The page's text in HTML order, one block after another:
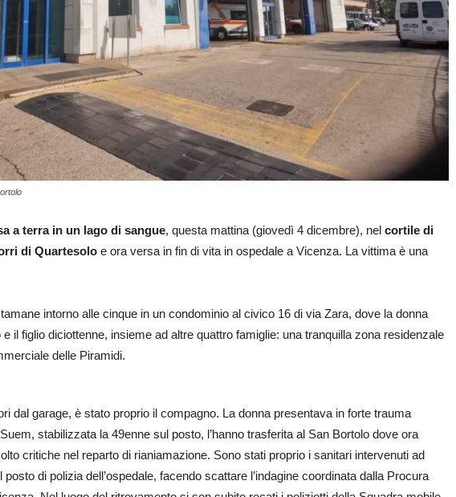
a terra in un lago di sangue, questa mattina (giovedì 4 dicembre), nel cortile di
di Quartesolo e ora versa in fin di vita in ospedale a Vicenza. La vittima è una
intorno alle cinque in un condominio al civico 16 di via Zara, dove la donna
il figlio diciottenne, insieme ad altre quattro famiglie: una tranquilla zona residenzale
delle Piramidi.
dal garage, è stato proprio il compagno. La donna presentava in forte trauma
stabilizzata la 49enne sul posto, l’hanno trasferita al San Bortolo dove ora
critiche nel reparto di rianiamazione. Sono stati proprio i sanitari intervenuti ad
di polizia dell’ospedale, facendo scattare l’indagine coordinata dalla Procura